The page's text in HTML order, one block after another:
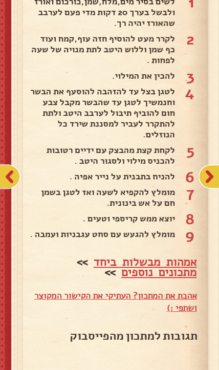
ולבשל בערך 20 דקות מדי פעם לערבב
שהאורז יהיה רך.
2
לקרר מעט להוסיף חזה עוף,קמח ועוד
כף שמן וללוש היטב לתת מנויה של שעה
לפחות .
3 להכין את המילוי.
4
לטגן בצל עד להזהבה להוסעף את הבשר
וחנמשיך לטגן עד שהבשר מקבל צבע
חום להוביף תיבול לערבב היטב ולתת
להתקרר לעביר למסננת שירד כל
הנוזלים.
5
לקחת קצת מהבצק עם ידיים רטובות
להכניס מילוי ולסגור היטב .
6 להניח בתבנית על נייר אפיה .
7
מומלץ להקפיא לשעה ואז לטגן בשמן
חם על אש בינונית.
8 יוצא ממש קריספי וטעים .
9 מומלץ להגעש עם סחט עגבניות ועמבה .
אמהות מבשלות ביחד >>
מתכונים נוספים>>
אהבת את המתכון? העתיקי את הקישור המקוצר
ושתפי :)
תגובות למתכון מהפייסבוק